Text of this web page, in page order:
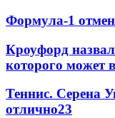
Формула-1
Кроуфорд
которого может
Теннис. Серена
отлично23